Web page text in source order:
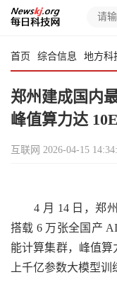
首页 综合信息 地方科
郑州建成国内
峰值算力达
互联网 2026-04-15
4 月 14 日，郑州
搭载 6 万张全国产
能计算集群，峰值算
上千亿参数大模型